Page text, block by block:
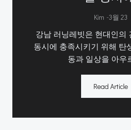
Kim -3월 23
강남 러닝레빗은 현대인의
동시에 충족시키기 위해 탄
동과 일상을 아우
Read Article